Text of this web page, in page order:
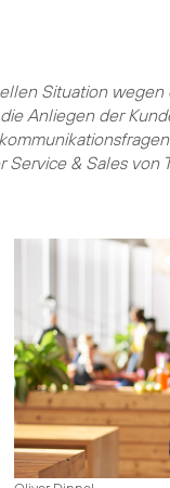
Situation
Anliegen der
& Sales von